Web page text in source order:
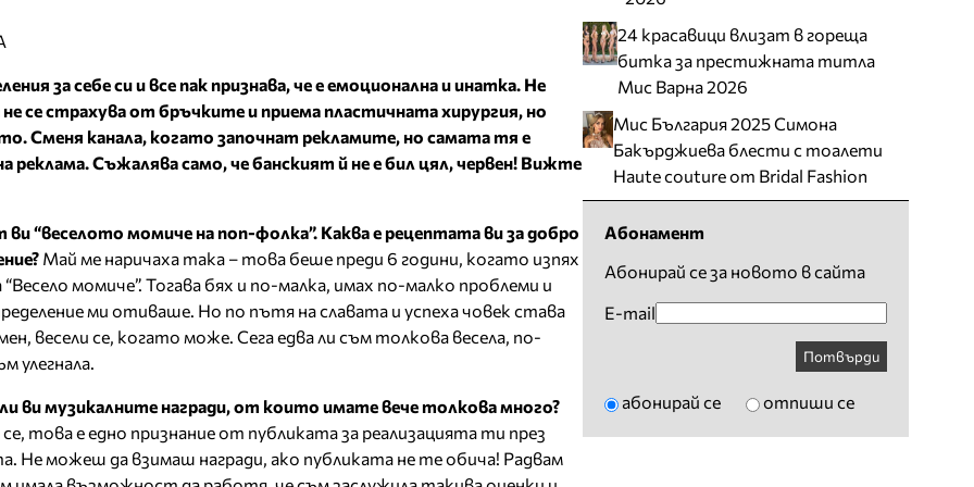
за себе си и все пак признава, че е емоционална и инатка. Не
се страхува от бръчките и приема пластичната хирургия, но
Сменя канала, когато започнат рекламите, но самата тя е
реклама. Съжалява само, че банският й не е бил цял, червен! Вижте
ви “веселото момиче на поп-фолка”. Каква е рецептата ви за добро
Май ме наричаха така – това беше преди 6 години, когато изпях
момиче”. Тогава бях и по-малка, имах по-малко проблеми и
ми отиваше. Но по пътя на славата и успеха човек става
весели се, когато може. Сега едва ли съм толкова весела, по-
улегнала.
ви музикалните награди, от които имате вече толкова много?
се, това е едно признание от публиката за реализацията ти през
Не можеш да взимаш награди, ако публиката не те обича! Радвам
24 красавици влизат в гореща
битка за престижната титла
Мис Варна 2026
Мис България 2025 Симона
Бакърджиева блести с тоалети
Haute couture от Bridal Fashion
Абонамент
Абонирай се за новото в сайта
E-mail
Потвърди
абонирай се отпиши се